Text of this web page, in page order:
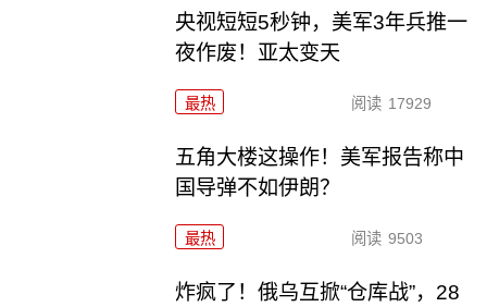
央视短短5秒钟，美军3年兵推一
夜作废！亚太变天
最热 阅读 17929
五角大楼这操作！美军报告称中
国导弹不如伊朗？
最热 阅读 9503
炸疯了！俄乌互掀“仓库战”，28